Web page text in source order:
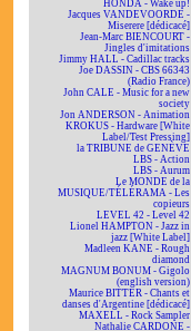
HONDA - Wake up!
Jacques VANDEVOORDE -
Miserere [dédicacé]
Jean-Marc BIENCOURT -
Jingles d'imitations
Jimmy HALL - Cadillac tracks
Joe DASSIN - CBS 66343
(Radio France)
John CALE - Music for a new
society
Jon ANDERSON - Animation
KROKUS - Hardware [White
Label/Test Pressing]
la TRIBUNE de GENÈVE
LBS - Action
LBS - Aurum
Le MONDE de la
MUSIQUE/TÉLÉRAMA - Les
copieurs
LEVEL 42 - Level 42
Lionel HAMPTON - Jazz in
jazz [White Label]
Madleen KANE - Rough
diamond
MAGNUM BONUM - Gigolo
(english version)
Maurice BITTER - Chants et
danses d'Argentine [dédicacé]
MAXELL - Rock Sampler
Nathalie CARDONE -